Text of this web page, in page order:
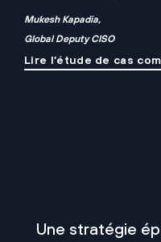
Mukesh Kapadia,
Global Deputy CISO
Lire l’étude de cas
Une stratégie